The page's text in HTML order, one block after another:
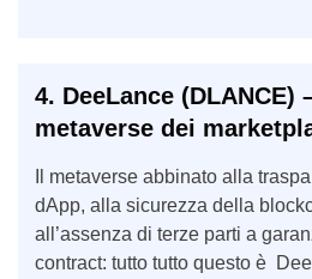
4. DeeLance (DLANCE)
metaverse dei
Il metaverse abbinato alla
dApp, alla sicurezza della
all’assenza di terze parti a
contract: tutto tutto questo è